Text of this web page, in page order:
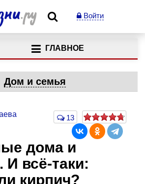
Войти
ГЛАВНОЕ
Дом и семья
13
дома и
И всё-таки:
кирпич?